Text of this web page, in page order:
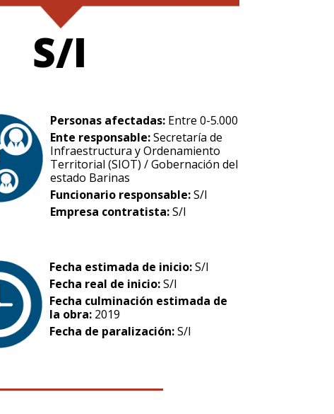
S/I
Personas afectadas: Entre 0-5.000
Ente responsable:Secretaría de
Infraestructura y Ordenamiento
Territorial (SIOT) / Gobernación del
estado Barinas
Funcionario responsable:S/I
Empresa contratista:S/I
Fecha estimada de inicio:S/I
Fecha real de inicio:S/I
Fecha culminación estimada de
la obra: 2019
Fecha de paralización:S/I